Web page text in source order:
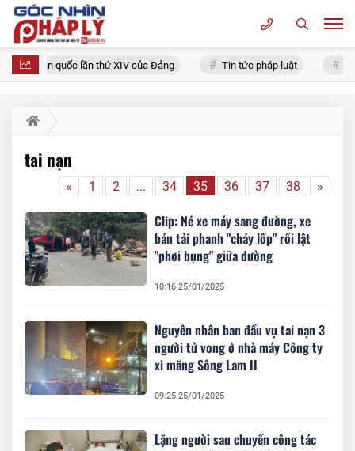
toàn quốc lần thứ XIV của Đảng Tin tức pháp luật
tai nạn
« 1 2 ... 34 35 36 37 38 »
Clip: Né xe máy sang đường, xe
bán tải phanh "cháy lốp" rồi lật
"phơi bụng" giữa đường
10:16 25/01/2025
Nguyên nhân ban đầu vụ tai nạn 3
người tử vong ở nhà máy Công ty
xi măng Sông Lam II
09:25 25/01/2025
Lặng người sau chuyến công tác